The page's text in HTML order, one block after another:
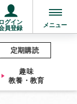
ログイン
員登録
メニュー
趣味
教養・教育
定期購読